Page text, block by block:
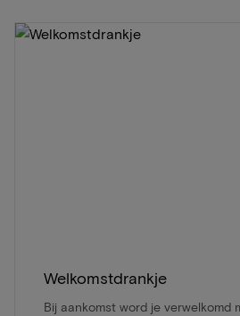
Welkomstdrankje
Bij aankomst word je verwelkomd